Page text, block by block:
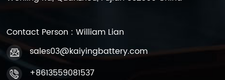
Contact Person : William Lian
sales03@kaiyingbattery.com
+8613559081537